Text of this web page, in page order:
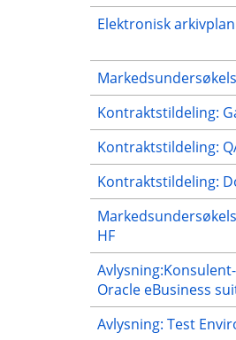
Elektronisk
Kontraktstildeling:
Kontraktstildeling:
Kontraktstildeling:
HF
Oracle eBusiness
Avlysning: Test